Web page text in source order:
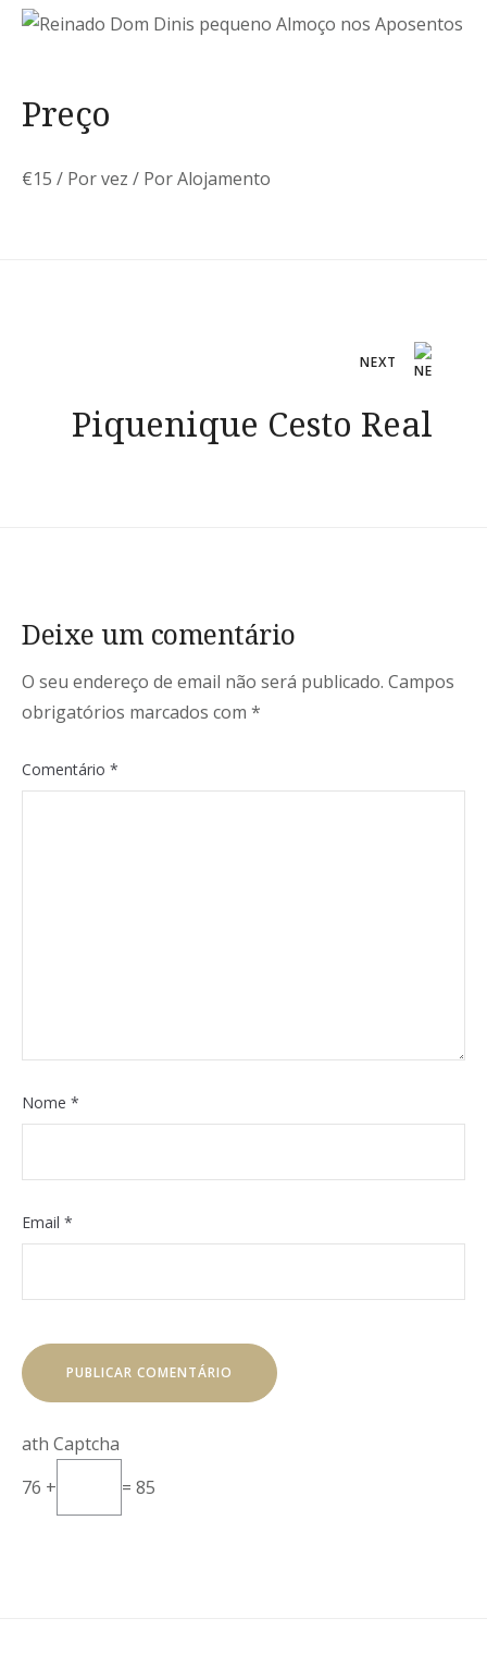
Preço
€15 / Por vez / Por Alojamento
de
artigos
NEXT
Piquenique Cesto Real
Deixe um comentário
O seu endereço de email não será publicado. Campos
obrigatórios marcados com *
Comentário *
Nome *
Email *
Math Captcha
76 +
= 85